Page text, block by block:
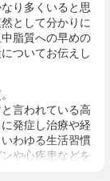
り多くいると思
として分かりに
脂質への早めの
ついてお伝えし
言われている高
発症し治療や経
わゆる生活習慣
や心疾患などを